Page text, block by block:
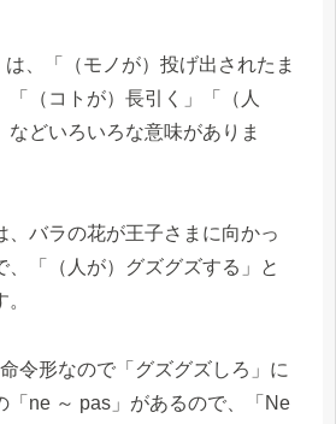
、「（モノが）投げ出されたま
「（コトが）長引く」「（人
などいろいろな意味がありま
、バラの花が王子さまに向かっ
、「（人が）グズグズする」と
。
令形なので「グズグズしろ」に
「ne ～ pas」があるので、「Ne